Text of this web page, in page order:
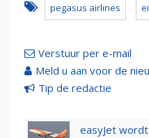
pegasus airlines
Verstuur per e-mail
Meld u aan voor de
Tip de redactie
easyJet